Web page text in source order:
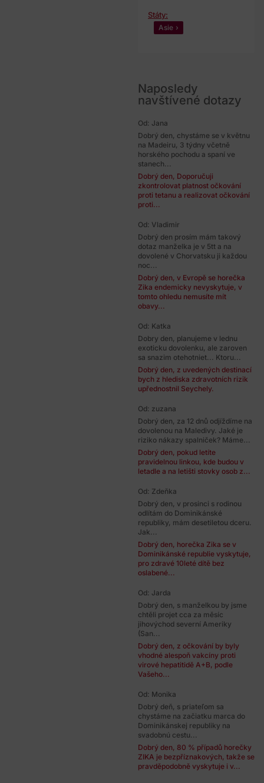
Státy:
Asie
Naposledy
navštívené dotazy
Od: Jana
Dobrý den, chystáme se v květnu
na Madeiru, 3 týdny včetně
horského pochodu a spaní ve
stanech...
Dobrý den, Doporučuji
zkontrolovat platnost očkování
proti tetanu a realizovat očkování
proti...
Od: Vladimir
Dobrý den prosím mám takový
dotaz manželka je v 5tt a na
dovolené v Chorvatsku ji každou
noc...
Dobrý den, v Evropě se horečka
Zika endemicky nevyskytuje, v
tomto ohledu nemusíte mít
obavy...
Od: Katka
Dobry den, planujeme v lednu
exoticku dovolenku, ale zaroven
sa snazim otehotniet... Ktoru...
Dobrý den, z uvedených destinací
bych z hlediska zdravotních rizik
upřednostnil Seychely.
Od: zuzana
Dobrý den, za 12 dnů odjíždíme na
dovolenou na Maledivy. Jaké je
riziko nákazy spalniček? Máme...
Dobrý den, pokud letíte
pravidelnou linkou, kde budou v
letadle a na letišti stovky osob z...
Od: Zdeňka
Dobrý den, v prosinci s rodinou
odlítám do Dominikánské
republiky, mám desetiletou dceru.
Jak...
Dobrý den, horečka Zika se v
Dominikánské republie vyskytuje,
pro zdravé 10leté dítě bez
oslabené...
Od: Jarda
Dobrý den, s manželkou by jsme
chtěli projet cca za měsíc
jihovýchod severní Ameriky
(San...
Dobrý den, z očkování by byly
vhodné alespoň vakcíny proti
virové hepatitidě A+B, podle
Vašeho...
Od: Monika
Dobrý deň, s priateľom sa
chystáme na začiatku marca do
Dominikánskej republiky na
svadobnú cestu...
Dobrý den, 80 % případů horečky
ZIKA je bezpříznakových, takže se
pravděpodobně vyskytuje i v...